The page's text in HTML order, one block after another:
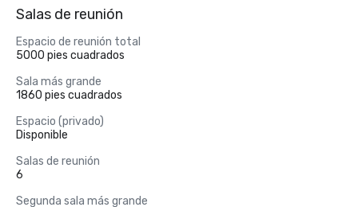
Salas de reunión
Espacio de reunión total
5000 pies cuadrados
Sala más grande
1860 pies cuadrados
Espacio (privado)
Disponible
Salas de reunión
6
Segunda sala más grande